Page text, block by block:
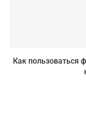
Как пользоваться